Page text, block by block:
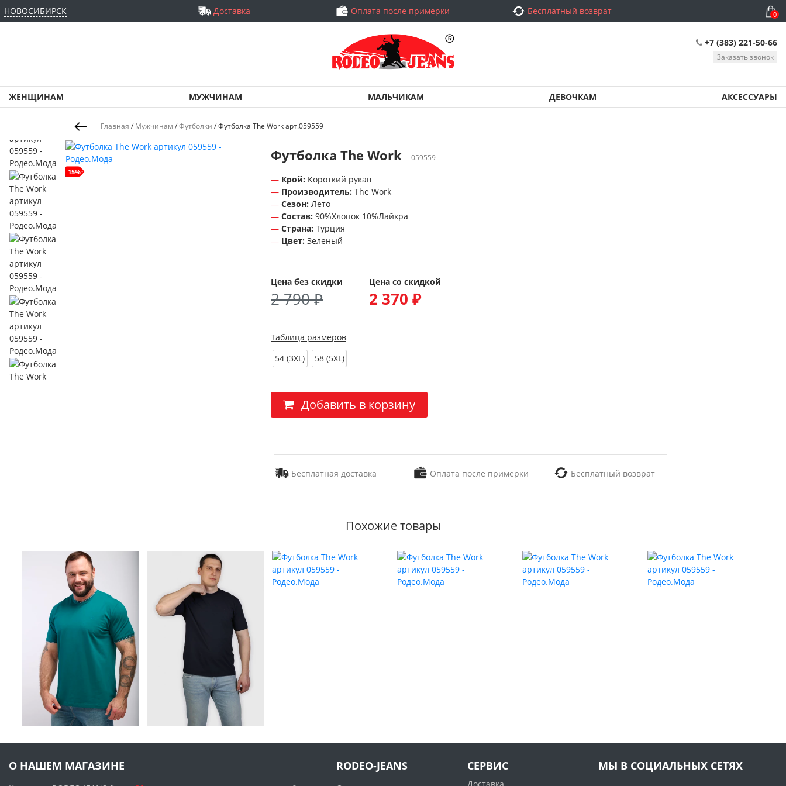
НОВОСИБИРСК Доставка Оплата после примерки Бесплатный возврат 0
+7 (383) 221-50-66
Заказать звонок
ЖЕНЩИНАМ МУЖЧИНАМ МАЛЬЧИКАМ ДЕВОЧКАМ АКСЕССУАРЫ
Главная / Мужчинам /Футболки /Футболка The Work арт.059559
size+
15%
Футболка The Work 059559
Крой: Короткий рукав
Производитель: The Work
Сезон: Лето
Состав: 90%Хлопок 10%Лайкра
Страна: Турция
Цвет: Зеленый
Цена без скидки
2 790 ₽
Цена со скидкой
2 370 ₽
Таблица размеров
54 (3XL)
58 (5XL)
Добавить в корзину
Бесплатная доставка Оплата после примерки Бесплатный возврат
Похожие товары
О НАШЕМ МАГАЗИНЕ RODEO-JEANS СЕРВИС МЫ В СОЦИАЛЬНЫХ СЕТЯХ